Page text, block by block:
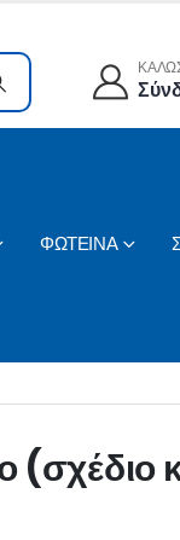
ΦΩΤΕΙΝΑ